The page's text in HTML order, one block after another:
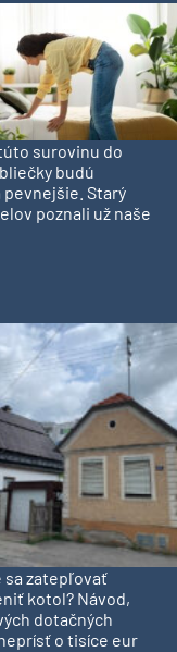
surovinu do
budú
pevnejšie. Starý
poznali už naše
sa zatepľovať
kotol? Návod,
dotačných
o tisíce eur